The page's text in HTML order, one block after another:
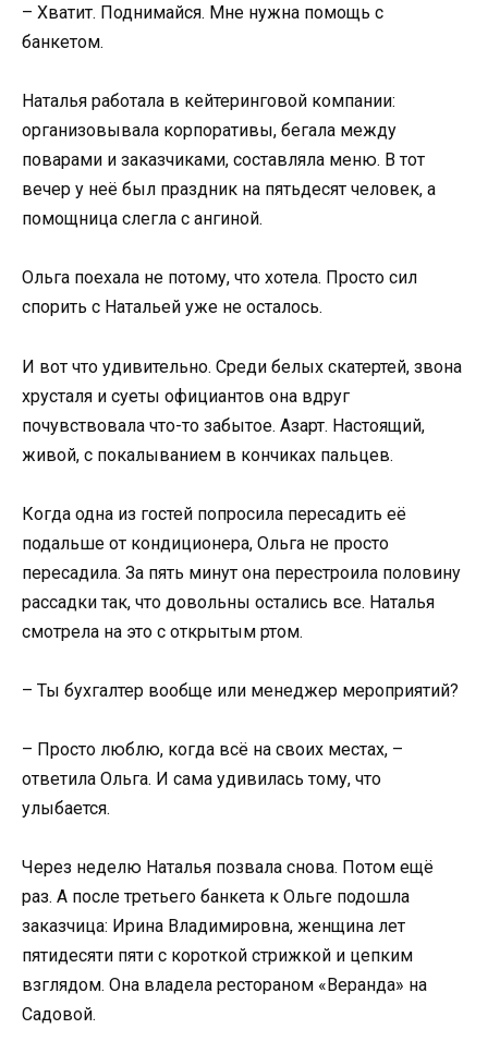
– Хватит. Поднимайся. Мне нужна помощь с
банкетом.
Наталья работала в кейтеринговой компании:
организовывала корпоративы, бегала между
поварами и заказчиками, составляла меню. В тот
вечер у неё был праздник на пятьдесят человек, а
помощница слегла с ангиной.
Ольга поехала не потому, что хотела. Просто сил
спорить с Натальей уже не осталось.
И вот что удивительно. Среди белых скатертей, звона
хрусталя и суеты официантов она вдруг
почувствовала что-то забытое. Азарт. Настоящий,
живой, с покалыванием в кончиках пальцев.
Когда одна из гостей попросила пересадить её
подальше от кондиционера, Ольга не просто
пересадила. За пять минут она перестроила половину
рассадки так, что довольны остались все. Наталья
смотрела на это с открытым ртом.
– Ты бухгалтер вообще или менеджер мероприятий?
– Просто люблю, когда всё на своих местах, –
ответила Ольга. И сама удивилась тому, что
улыбается.
Через неделю Наталья позвала снова. Потом ещё
раз. А после третьего банкета к Ольге подошла
заказчица: Ирина Владимировна, женщина лет
пятидесяти пяти с короткой стрижкой и цепким
взглядом. Она владела рестораном «Веранда» на
Садовой.